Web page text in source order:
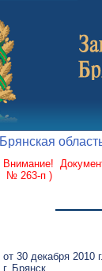
Брянская
Внимание!
№ 263-п )
от 30 декабря 2010
г. Брянск